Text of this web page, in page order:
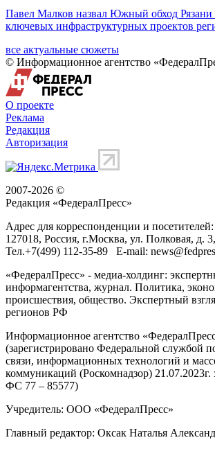
Павел Малков назвал Южный обход Рязани
ключевых инфраструктурных проектов
все актуальные сюжеты
© Информационное агентство
О проекте
Реклама
Редакция
Авторизация
2007-2026 ©
Редакция «ФедералПресс»
Адрес для корреспонденции и посетителей:
127018, Россия, г.Москва, ул. Полковая, д.
Тел.+7(499) 112-35-89 E-mail:
«ФедералПресс» - медиа-холдинг:
информагентства, журнал. Политика,
происшествия, общество. Экспертный
регионов РФ
Информационное агентство
(зарегистрировано Федеральной службой
связи, информационных технологий и
коммуникаций (Роскомнадзор)
ФС 77 – 85577)
Учредитель: ООО «ФедералПресс»
Главный редактор: Оксак Наталья